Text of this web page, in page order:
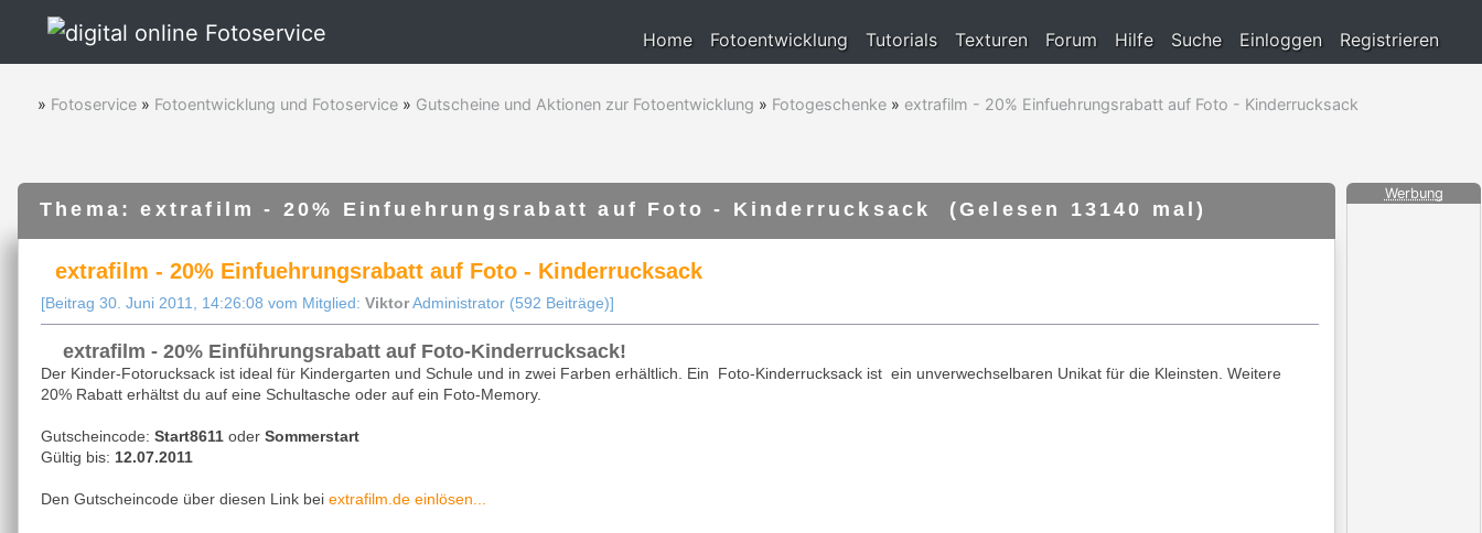
Home Fotoentwicklung Tutorials Texturen Forum Hilfe Suche Einloggen Registrieren
» Fotoservice » Fotoentwicklung und Fotoservice » Gutscheine und Aktionen zur Fotoentwicklung » Fotogeschenke » extrafilm - 20% Einfuehrungsrabatt auf Foto - Kinderrucksack
Thema: extrafilm - 20% Einfuehrungsrabatt auf Foto - Kinderrucksack (Gelesen 13140 mal)
extrafilm - 20% Einfuehrungsrabatt auf Foto - Kinderrucksack
[Beitrag 30. Juni 2011, 14:26:08 vom Mitglied: Viktor Administrator (592 Beiträge)]
extrafilm - 20% Einführungsrabatt auf Foto-Kinderrucksack!
Der Kinder-Fotorucksack ist ideal für Kindergarten und Schule und in zwei Farben erhältlich. Ein Foto-Kinderrucksack ist ein unverwechselbaren Unikat für die Kleinsten. Weitere
20% Rabatt erhältst du auf eine Schultasche oder auf ein Foto-Memory.
Gutscheincode: Start8611 oder Sommerstart
Gültig bis: 12.07.2011
Den Gutscheincode über diesen Link bei extrafilm.de einlösen...
Werbung